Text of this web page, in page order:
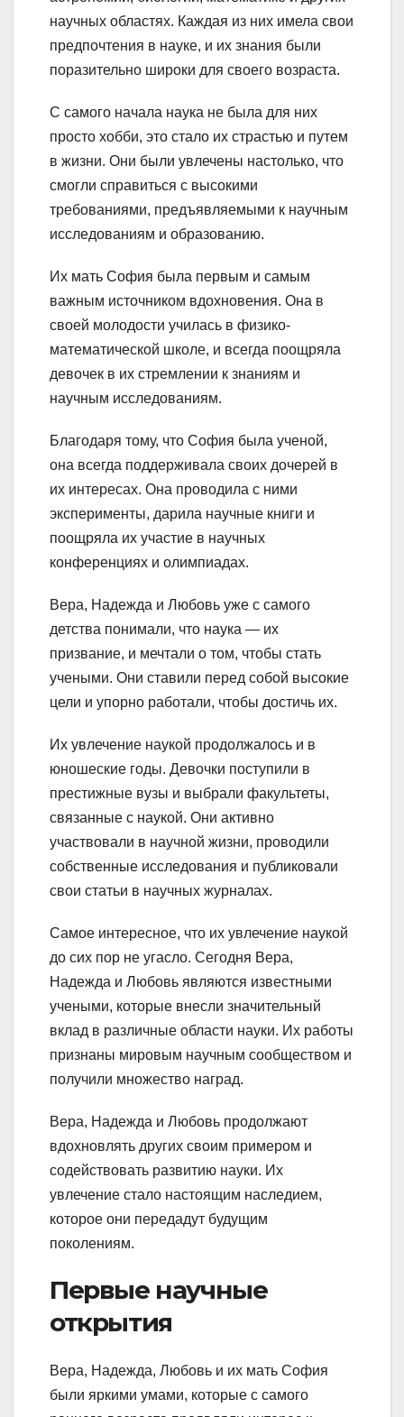
научных областях. Каждая из них имела свои
предпочтения в науке, и их знания были
поразительно широки для своего возраста.
С самого начала наука не была для них
просто хобби, это стало их страстью и путем
в жизни. Они были увлечены настолько, что
смогли справиться с высокими
требованиями, предъявляемыми к научным
исследованиям и образованию.
Их мать София была первым и самым
важным источником вдохновения. Она в
своей молодости училась в физико-
математической школе, и всегда поощряла
девочек в их стремлении к знаниям и
научным исследованиям.
Благодаря тому, что София была ученой,
она всегда поддерживала своих дочерей в
их интересах. Она проводила с ними
эксперименты, дарила научные книги и
поощряла их участие в научных
конференциях и олимпиадах.
Вера, Надежда и Любовь уже с самого
детства понимали, что наука — их
призвание, и мечтали о том, чтобы стать
учеными. Они ставили перед собой высокие
цели и упорно работали, чтобы достичь их.
Их увлечение наукой продолжалось и в
юношеские годы. Девочки поступили в
престижные вузы и выбрали факультеты,
связанные с наукой. Они активно
участвовали в научной жизни, проводили
собственные исследования и публиковали
свои статьи в научных журналах.
Самое интересное, что их увлечение наукой
до сих пор не угасло. Сегодня Вера,
Надежда и Любовь являются известными
учеными, которые внесли значительный
вклад в различные области науки. Их работы
признаны мировым научным сообществом и
получили множество наград.
Вера, Надежда и Любовь продолжают
вдохновлять других своим примером и
содействовать развитию науки. Их
увлечение стало настоящим наследием,
которое они передадут будущим
поколениям.
Первые научные
открытия
Вера, Надежда, Любовь и их мать София
были яркими умами, которые с самого